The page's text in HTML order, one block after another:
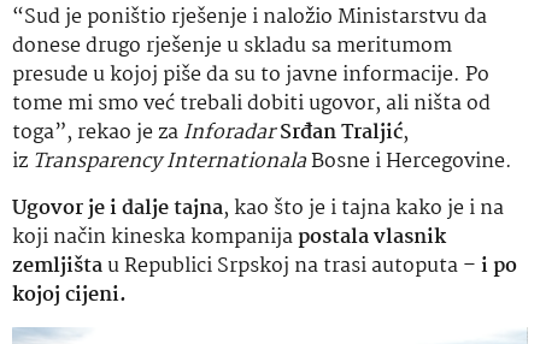
“Sud je poništio rješenje i naložio Ministarstvu da
donese drugo rješenje u skladu sa meritumom
presude u kojoj piše da su to javne informacije. Po
tome mi smo već trebali dobiti ugovor, ali ništa od
toga”, rekao je zaInforadarSrđan Traljić,
iz Transparency InternationalaBosne i Hercegovine.
Ugovor je i dalje tajna, kao što je i tajna kako je i na
koji način kineska kompanijapostala vlasnik
zemljištau Republici Srpskoj na trasi autoputa –i po
kojoj cijeni.